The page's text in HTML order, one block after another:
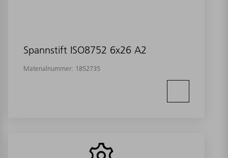
Spannstift ISO8752 6x26 A2
Materialnummer: 1852735